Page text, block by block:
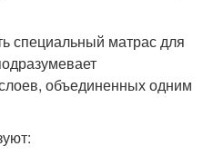
специальный матрас для
объединенных одним